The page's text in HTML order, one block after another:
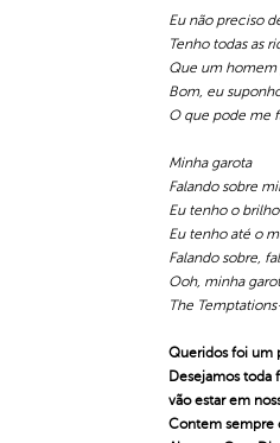
Eu não preciso
Tenho todas as
Que um homem
Bom, eu
O que pode me
Minha garota
Falando sobre
Eu tenho o
Eu tenho até o
Falando sobre,
Ooh, minha
The
Queridos foi um
Desejamos toda
vão estar em
Contem sempre